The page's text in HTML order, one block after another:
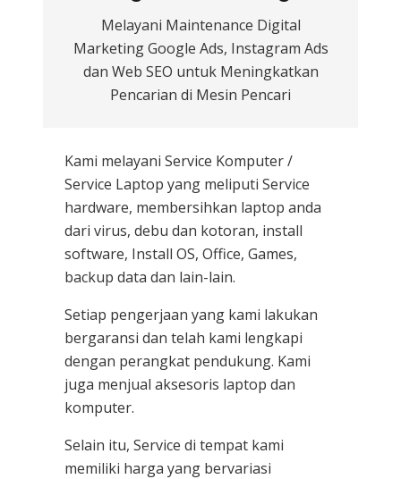
Melayani Maintenance Digital
Marketing Google Ads, Instagram Ads
dan Web SEO untuk Meningkatkan
Pencarian di Mesin Pencari
Kami melayani Service Komputer /
Service Laptop yang meliputi Service
hardware, membersihkan laptop anda
dari virus, debu dan kotoran, install
software, Install OS, Office, Games,
backup data dan lain-lain.
Setiap pengerjaan yang kami lakukan
bergaransi dan telah kami lengkapi
dengan perangkat pendukung. Kami
juga menjual aksesoris laptop dan
komputer.
Selain itu, Service di tempat kami
memiliki harga yang bervariasi